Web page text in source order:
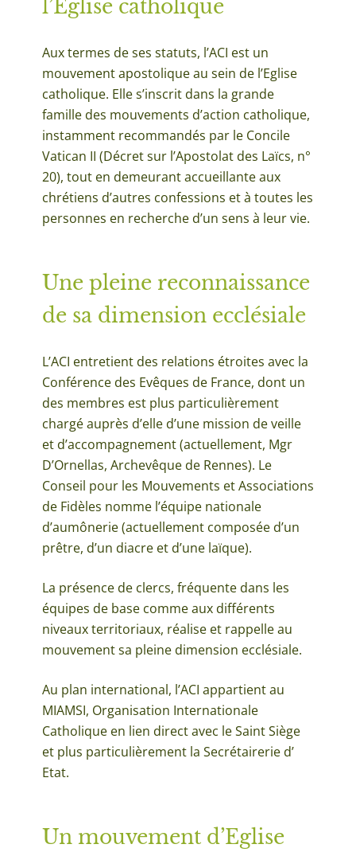
l’Eglise catholique
Aux termes de ses statuts, l’ACI est un
mouvement apostolique au sein de l’Eglise
catholique. Elle s’inscrit dans la grande
famille des mouvements d’action catholique,
instamment recommandés par le Concile
Vatican II (Décret sur l’Apostolat des Laïcs, n°
20), tout en demeurant accueillante aux
chrétiens d’autres confessions et à toutes les
personnes en recherche d’un sens à leur vie.
Une pleine reconnaissance
de sa dimension ecclésiale
L’ACI entretient des relations étroites avec la
Conférence des Evêques de France, dont un
des membres est plus particulièrement
chargé auprès d’elle d’une mission de veille
et d’accompagnement (actuellement, Mgr
D’Ornellas, Archevêque de Rennes). Le
Conseil pour les Mouvements et Associations
de Fidèles nomme l’équipe nationale
d’aumônerie (actuellement composée d’un
prêtre, d’un diacre et d’une laïque).
La présence de clercs, fréquente dans les
équipes de base comme aux différents
niveaux territoriaux, réalise et rappelle au
mouvement sa pleine dimension ecclésiale.
Au plan international, l’ACI appartient au
MIAMSI, Organisation Internationale
Catholique en lien direct avec le Saint Siège
et plus particulièrement la Secrétairerie d’
Etat.
Un mouvement d’Eglise